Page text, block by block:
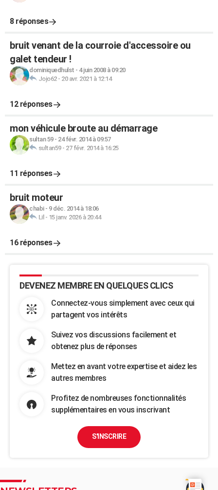
8 réponses
bruit venant de la courroie d'accessoire ou
galet tendeur !
dominiquedhulst - 4 juin 2008 à 09:20
Jojo62- 20 avr. 2021 à 12:14
12 réponses
mon véhicule broute au démarrage
sultan 59- 24 févr. 2014 à 09:57
sultan59- 27 févr. 2014 à 16:25
11 réponses
bruit moteur
chabi- 9 déc. 2014 à 18:06
Lil - 15 janv. 2026 à 20:44
16 réponses
DEVENEZ MEMBRE EN QUELQUES CLICS
Connectez-vous simplement avec ceux qui
partagent vos intérêts
Suivez vos discussions facilement et
obtenez plus de réponses
Mettez en avant votre expertise et aidez les
autres membres
Profitez de nombreuses fonctionnalités
supplémentaires en vous inscrivant
S'INSCRIRE